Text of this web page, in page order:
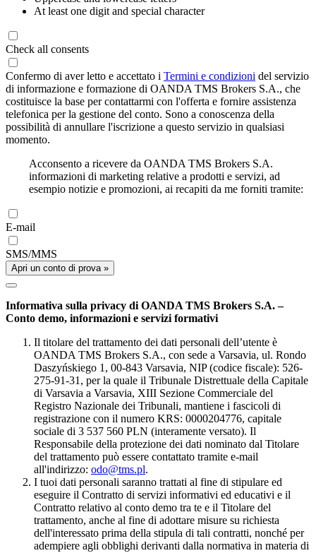
At least one digit and special character
Check all consents
Confermo di aver letto e accettato i Termini e condizioni del servizio
di informazione e formazione di OANDA TMS Brokers S.A., che
costituisce la base per contattarmi con l'offerta e fornire assistenza
telefonica per la gestione del conto. Sono a conoscenza della
possibilità di annullare l'iscrizione a questo servizio in qualsiasi
momento.
Acconsento a ricevere da OANDA TMS Brokers S.A.
informazioni di marketing relative a prodotti e servizi, ad
esempio notizie e promozioni, ai recapiti da me forniti tramite:
E-mail
SMS/MMS
Apri un conto di prova »
Informativa sulla privacy di OANDA TMS Brokers S.A. –
Conto demo, informazioni e servizi formativi
Il titolare del trattamento dei dati personali dell’utente è
OANDA TMS Brokers S.A., con sede a Varsavia, ul. Rondo
Daszyńskiego 1, 00-843 Varsavia, NIP (codice fiscale): 526-
275-91-31, per la quale il Tribunale Distrettuale della Capitale
di Varsavia a Varsavia, XIII Sezione Commerciale del
Registro Nazionale dei Tribunali, mantiene i fascicoli di
registrazione con il numero KRS: 0000204776, capitale
sociale di 3 537 560 PLN (interamente versato). Il
Responsabile della protezione dei dati nominato dal Titolare
del trattamento può essere contattato tramite e-mail
all'indirizzo: odo@tms.pl.
I tuoi dati personali saranno trattati al fine di stipulare ed
eseguire il Contratto di servizi informativi ed educativi e il
Contratto relativo al conto demo tra te e il Titolare del
trattamento, anche al fine di adottare misure su richiesta
dell'interessato prima della stipula di tali contratti, nonché per
adempiere agli obblighi derivanti dalla normativa in materia di